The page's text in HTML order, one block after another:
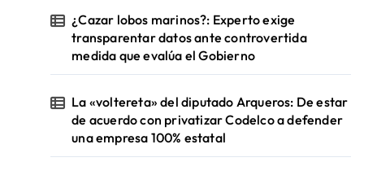
¿Cazar lobos marinos?: Experto exige
transparentar datos ante controvertida
medida que evalúa el Gobierno
La «voltereta» del diputado Arqueros: De estar
de acuerdo con privatizar Codelco a defender
una empresa 100% estatal